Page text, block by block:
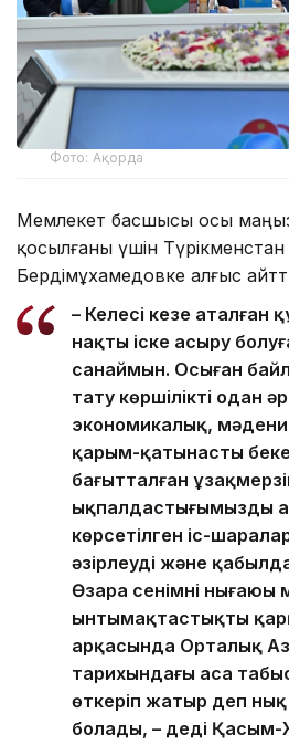
Фото: Ақорда
Мемлекет басшысы осы
қосылғаны үшін
Бердімұхамедовке алғыс
– Келесі кезең аталған
нақты іске асыру
санаймын. Осыған
тату көршілікті одан
экономикалық,
қарым-қатынасты
бағытталған
ықпалдастығымыздың
көрсетілген іс-
әзірлеуді және
Өзара сенімнің нығаюы
ынтымақтастықтың
арқасында Орталық
тарихындағы аса
өткеріп жатыр деп
болады, – деді